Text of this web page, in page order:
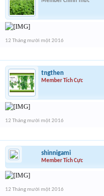
12 Tháng mười một 2016
tngthen
Member Tích Cực
12 Tháng mười một 2016
shinnigami
Member Tích Cực
12 Tháng mười một 2016